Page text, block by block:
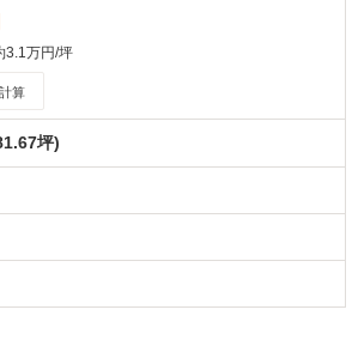
3.1万円/坪
算
坪)